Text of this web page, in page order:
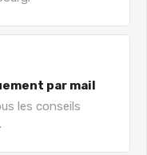
par mail
les conseils